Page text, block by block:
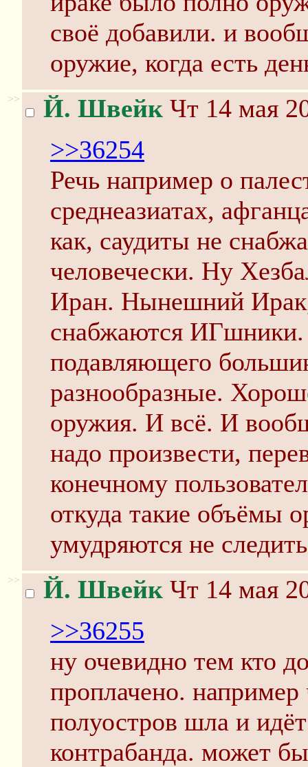
своё добавили. и
оружие, когда есть
>> Й. Швейк Чт 14 мая
>>36254
Речь например о
среднеазиатах,
как, саудиты не
человечески. Ну
Иран. Нынешний
снабжаются ИГшники.
подавляющего
разнообразные.
оружия. И всё. И
надо произвести,
конечному
откуда такие объёмы
умудряются не
>> Й. Швейк Чт 14 мая
>>36255
ну очевидно тем кто
проплачено. например
полуостров шла и
контрабанда. может